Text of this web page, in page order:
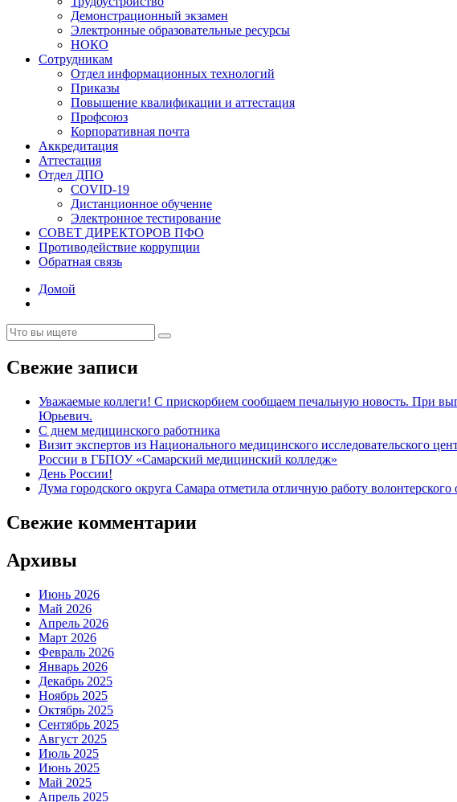
Демонстрационный экзамен
Электронные образовательные ресурсы
НОКО
Сотрудникам
Отдел информационных технологий
Приказы
Повышение квалификации и аттестация
Профсоюз
Корпоративная почта
Аккредитация
Аттестация
Отдел ДПО
COVID-19
Дистанционное обучение
Электронное тестирование
СОВЕТ ДИРЕКТОРОВ ПФО
Противодействие коррупции
Обратная связь
Домой
Свежие записи
Уважаемые коллеги! С прискорбием сообщаем печальную новость. При
Юрьевич.
С днем медицинского работника
Визит экспертов из Национального медицинского
России в ГБПОУ «Самарский медицинский колледж»
День России!
Дума городского округа Самара отметила отличную работу
Свежие комментарии
Архивы
Июнь 2026
Май 2026
Апрель 2026
Март 2026
Февраль 2026
Январь 2026
Декабрь 2025
Ноябрь 2025
Октябрь 2025
Сентябрь 2025
Август 2025
Июль 2025
Июнь 2025
Май 2025
Апрель 2025